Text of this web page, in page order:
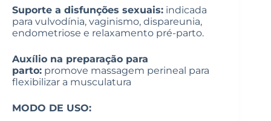
Suporte a disfunções sexuais: indicada
para vulvodínia, vaginismo, dispareunia,
endometriose e relaxamento pré-parto.
Auxílio na preparação para
parto: promove massagem perineal para
flexibilizar a musculatura
MODO DE USO: